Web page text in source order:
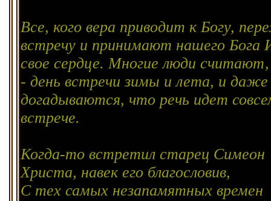
Все, кого вера приводит к Богу,
встречу и принимают нашего Бога
свое сердце. Многие люди
- день встречи зимы и лета, и даже
догадываются, что речь идет
встрече.
Когда-то встретил старец Симеон
Христа, навек его благословив,
С тех самых незапамятных времен